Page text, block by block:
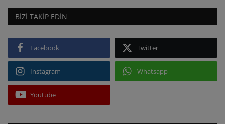
BIZI TAKIP EDIN
Facebook Twitter
Instagram Whatsapp
Youtube